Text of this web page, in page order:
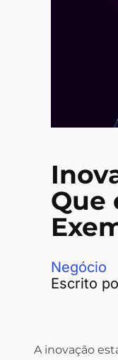
Que
Negócio
Escrito
A inovação